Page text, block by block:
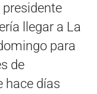
llegar a La
para
de
hace días